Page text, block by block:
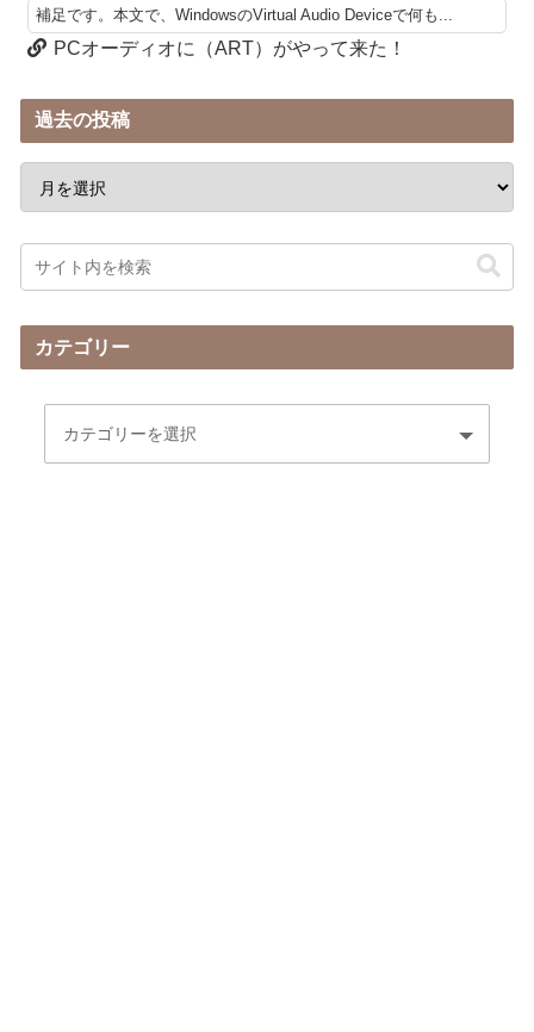
補足です。本文で、WindowsのVirtual Audio Deviceで何も...
PCオーディオに（ART）がやって来た！
過去の投稿
カテゴリー